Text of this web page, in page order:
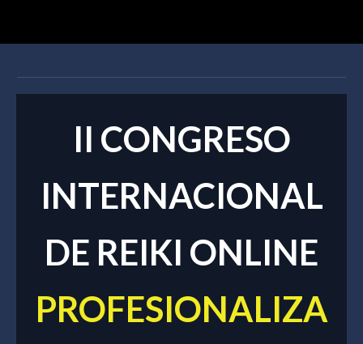
II CONGRESO
INTERNACIONAL
DE REIKI ONLINE
PROFESIONALIZA